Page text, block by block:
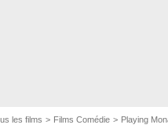
les films Films Comédie Playing